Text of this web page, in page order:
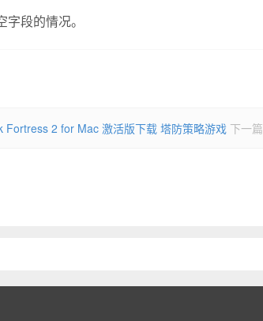
段的情况。
Fortress 2 for Mac 激活版下载 塔防策略游戏 下一篇